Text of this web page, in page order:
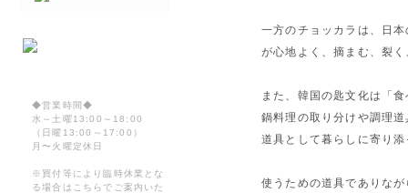
一方のチョッカラは、日
が心地よく、摘まむ、裂
また、韓国の匙文化は「
鍋料理の取り分けや調理
道具として暮らしに寄り
使うための道具でありな
◆営業時間◆
水～土曜13:00～18:00
（日曜13:00～17:00）
月〜火曜定休日
※買付等により臨時休業とな
る場合はこちらでご案内いた